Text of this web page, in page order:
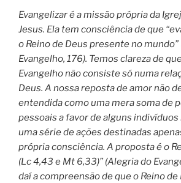
Evangelizar é a missão própria da
Jesus. Ela tem consciência de que
o Reino de Deus presente no
Evangelho, 176). Temos clareza de
Evangelho não consiste só numa
Deus. A nossa reposta de amor não
entendida como uma mera soma de
pessoais a favor de alguns
uma série de ações destinadas
própria consciência. A proposta é o
(Lc 4,43 e Mt 6,33)” (Alegria do
daí a compreensão de que o Reino de